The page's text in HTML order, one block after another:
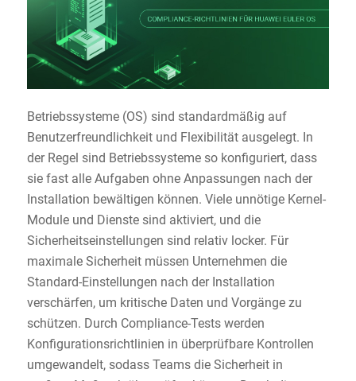
Betriebssysteme (OS) sind standardmäßig auf
Benutzerfreundlichkeit und Flexibilität ausgelegt. In
der Regel sind Betriebssysteme so konfiguriert, dass
sie fast alle Aufgaben ohne Anpassungen nach der
Installation bewältigen können. Viele unnötige Kernel-
Module und Dienste sind aktiviert, und die
Sicherheitseinstellungen sind relativ locker. Für
maximale Sicherheit müssen Unternehmen die
Standard-Einstellungen nach der Installation
verschärfen, um kritische Daten und Vorgänge zu
schützen. Durch Compliance-Tests werden
Konfigurationsrichtlinien in überprüfbare Kontrollen
umgewandelt, sodass Teams die Sicherheit in